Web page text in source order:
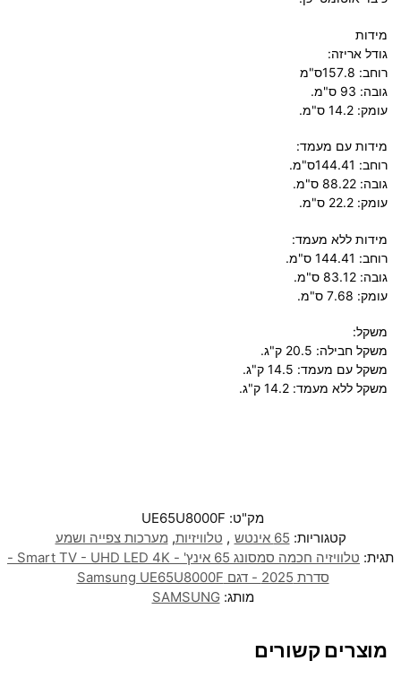
מידות
גודל אריזה:
רוחב: 157.8ס"מ
גובה: 93 ס"מ.
עומק: 14.2 ס"מ.
מידות עם מעמד:
רוחב: 144.41ס"מ.
גובה: 88.22 ס"מ.
עומק: 22.2 ס"מ.
מידות ללא מעמד:
רוחב: 144.41 ס"מ.
גובה: 83.12 ס"מ.
עומק: 7.68 ס"מ.
משקל:
משקל חבילה: 20.5 ק"ג.
משקל עם מעמד: 14.5 ק"ג.
משקל ללא מעמד: 14.2 ק"ג.
מק"ט: UE65U8000F
קטגוריות: 65 אינטש , טלוויזיות, מערכות צפייה ושמע
תגית:
טלוויזיה חכמה סמסונג 65 אינץ' - Smart TV - UHD LED 4K -
סדרת 2025 - דגם Samsung UE65U8000F
מותג:SAMSUNG
מוצרים קשורים